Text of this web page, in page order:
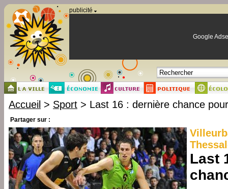
publicité
Google
Accueil > Sport > Last 16 : dernière chance pour
Partager sur :
Last
Panneau de gestion des cookies